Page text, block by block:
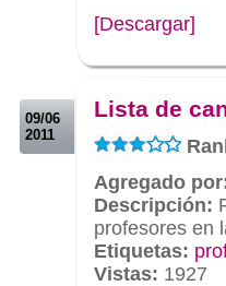
[Descargar]
09/06
2011
Lista de
Agregado
Descripción:
profesores en
Etiquetas:
Vistas: 1927